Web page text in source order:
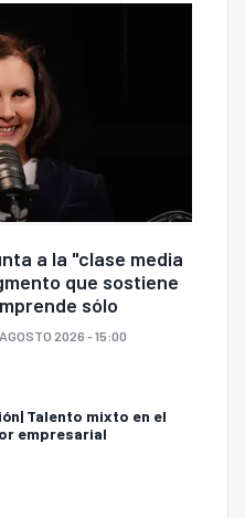
a la "clase media
que sostiene
sólo
2026 - 15:00
Talento mixto en el
empresarial